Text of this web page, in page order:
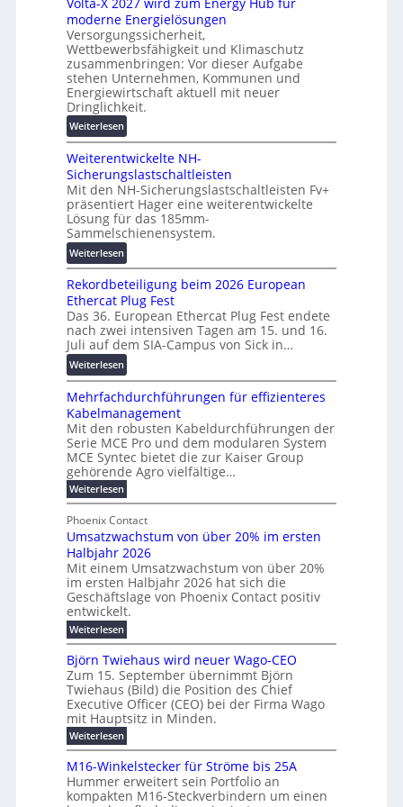
l
ö
s
u
n
g
e
n
u
n
d
d
i
g
i
t
a
l
e
T
r
a
n
s
p
a
r
e
n
z
s
c
h
i
n
e
n
b
u
:
F
o
r
s
c
h
u
g
s
f
ö
e
r
u
n
g
b
r
a
u
c
h
t
m
e
r
T
e
m
o
u
n
d
moderne Energielösungen
Versorgungssicherheit,
Wettbewerbsfähigkeit und Klimaschutz
zusammenbringen: Vor dieser Aufgabe
stehen Unternehmen, Kommunen und
Energiewirtschaft aktuell mit neuer
Dringlichkeit.
Weiterlesen:
V
o
l
t
a
-
X
2
0
2
7
w
i
r
d
z
u
m
E
n
e
r
g
u
b
ü
r
m
o
d
e
r
n
e
E
e
r
Weiterentwickelte NH-
Sicherungslastschaltleisten
Mit den NH-Sicherungslastschaltleisten Fv+
präsentiert Hager eine weiterentwickelte
Lösung für das 185mm-
Sammelschienensystem.
Weiterlesen:
W
e
i
t
e
r
e
n
t
w
i
c
k
e
l
e
N
H
-
S
i
c
h
e
r
u
n
g
s
l
a
s
t
Rekordbeteiligung beim 2026 European
Ethercat Plug Fest
Das 36. European Ethercat Plug Fest endete
nach zwei intensiven Tagen am 15. und 16.
Juli auf dem SIA-Campus von Sick in…
Weiterlesen:
R
e
k
o
r
d
b
e
e
i
l
i
g
u
n
g
b
e
m
2
0
2
6
E
u
Mehrfachdurchführungen für effizienteres
Kabelmanagement
Mit den robusten Kabeldurchführungen der
Serie MCE Pro und dem modularen System
MCE Syntec bietet die zur Kaiser Group
gehörende Agro vielfältige…
Weiterlesen:
M
h
r
f
a
c
h
d
u
r
c
f
ü
h
r
u
n
g
e
n
f
ü
r
Phoenix Contact
Umsatzwachstum von über 20% im ersten
Halbjahr 2026
Mit einem Umsatzwachstum von über 20%
im ersten Halbjahr 2026 hat sich die
Geschäftslage von Phoenix Contact positiv
entwickelt.
Weiterlesen:
U
m
s
a
z
w
a
c
h
s
t
u
Björn Twiehaus wird neuer Wago-CEO
Zum 15. September übernimmt Björn
Twiehaus (Bild) die Position des Chief
Executive Officer (CEO) bei der Firma Wago
mit Hauptsitz in Minden.
Weiterlesen:
B
ö
r
n
M16-Winkelstecker für Ströme bis 25A
Hummer erweitert sein Portfolio an
kompakten M16-Steckverbindern um einen